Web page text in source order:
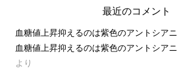
最近のコメント
血糖値上昇抑えるのは紫色のアントシアニ
血糖値上昇抑えるのは紫色のアントシアニ
より